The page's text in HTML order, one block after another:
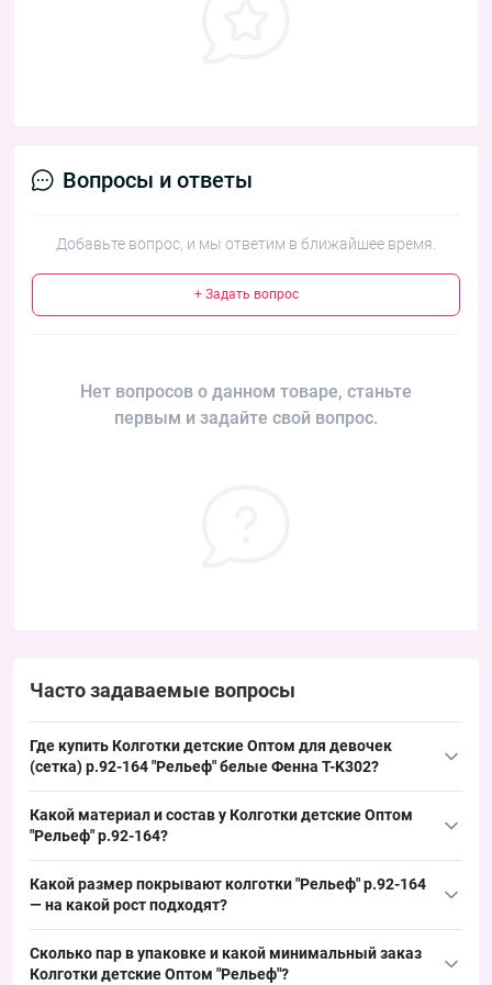
Вопросы и ответы
Добавьте вопрос, и мы ответим в ближайшее время.
+ Задать вопрос
Нет вопросов о данном товаре, станьте
первым и задайте свой вопрос.
Часто задаваемые вопросы
Где купить Колготки детские Оптом для девочек
(сетка) р.92-164 "Рельеф" белые Фенна T-K302?
"Рельеф" белыеФенна
T-K302 можно упаковкой из Одессы 7КМ
обеспечивают стабильный спрос у торговых точек и удобную
ротацию ассортимента.
Какой материал и состав у Колготки детские Оптом
"Рельеф" р.92-164?
товара; это типичный выбор для детских колготок весна/осень,
что способствует стабильному спросу у оптовых покупателей.
Какой размер покрывают колготки "Рельеф" р.92-164
— на какой рост подходят?
92–98 см (~2–3 года), 104–110 см (~4–5 лет), 116–122 см (~6–7
Сколько пар в упаковке и какой минимальный заказ
Колготки детские Оптом "Рельеф"?